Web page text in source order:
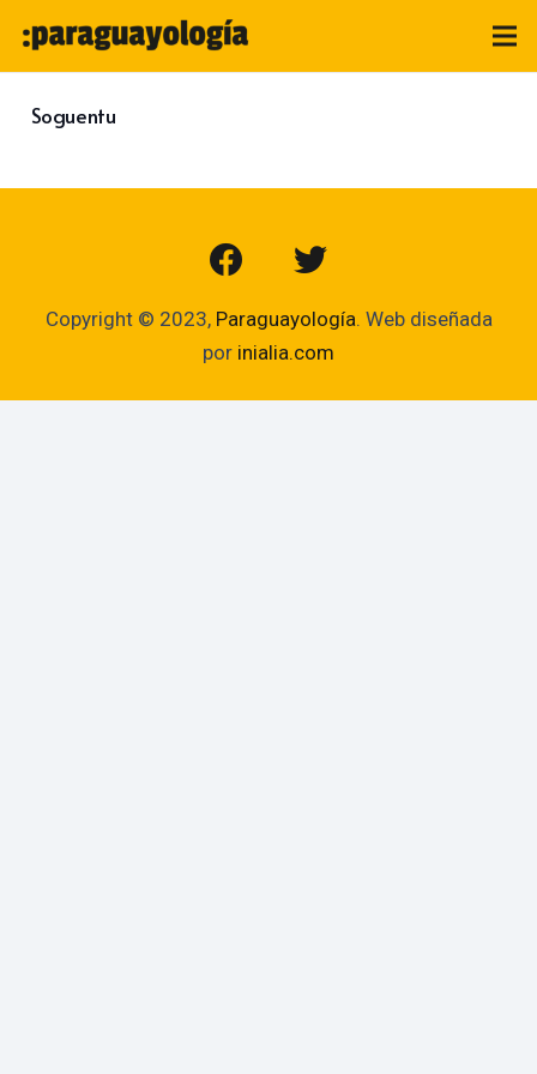
Soguentu
Copyright © 2023, Paraguayología. Web diseñada
por inialia.com